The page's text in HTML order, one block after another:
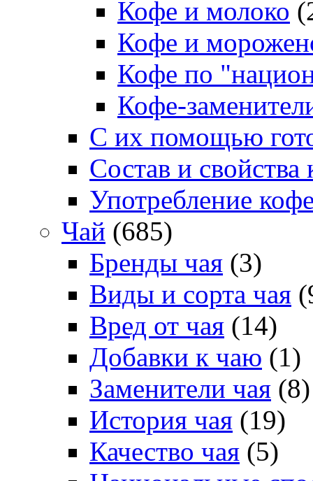
Кофе и молоко
Кофе и
Кофе по
Кофе-
С их помощью
Состав и свойства
Употребление
Чай (685)
Бренды чая (3)
Виды и сорта чая
Вред от чая (14)
Добавки к чаю (1)
Заменители чая (8)
История чая (19)
Качество чая (5)